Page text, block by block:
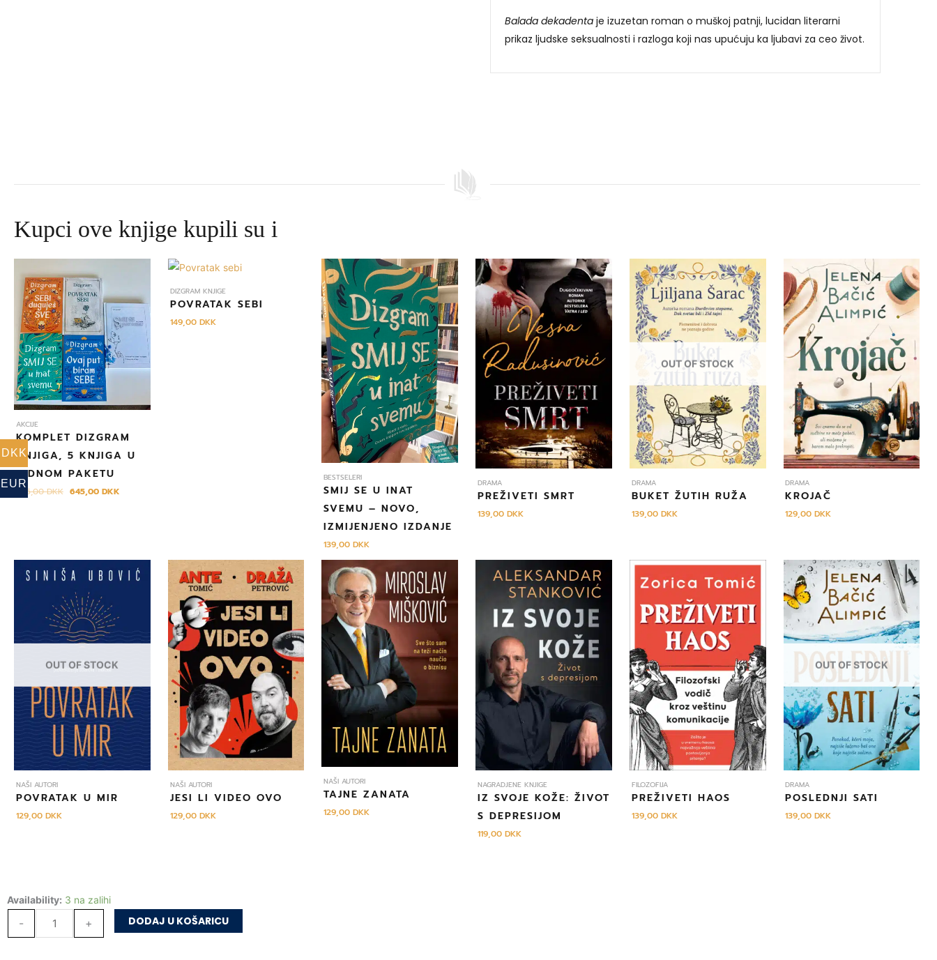
Balada dekadenta je izuzetan roman o muškoj patnji, lucidan literarni
prikaz ljudske seksualnosti i razloga koji nas upućuju ka ljubavi za ceo život.
Kupci ove knjige kupili su i
AKCIJE
KOMPLET DIZGRAM
KNJIGA, 5 KNJIGA U
JEDNOM PAKETU
695,00DKK
Izvorna
cijena
bila
je:
695,00 DKK.
645,00 DKK
Trenutna
645,00 DKK.
DIZGRAM KNJIGE
POVRATAK SEBI
149,00 DKK
BESTSELERI
SMIJ SE U INAT
SVEMU – NOVO,
IZMIJENJENO IZDANJE
139,00DKK
DRAMA
PREŽIVETI SMRT
139,00 DKK
OUT OF STOCK
DRAMA
BUKET ŽUTIH RUŽA
139,00 DKK
DRAMA
KROJAČ
129,00DKK
OUT OF STOCK
NAŠI AUTORI
POVRATAK U MIR
129,00 DKK
NAŠI AUTORI
JESI LI VIDEO OVO
129,00 DKK
NAŠI AUTORI
TAJNE ZANATA
129,00DKK
NAGRADJENE KNJIGE
IZ SVOJE KOŽE: ŽIVOT
S DEPRESIJOM
119,00 DKK
FILOZOFIJA
PREŽIVETI HAOS
139,00 DKK
OUT OF STOCK
DRAMA
POSLEDNJI SATI
139,00DKK
Availability: 3 na zalihi
-
Balada
dekadenta
količina
+ DODAJ U KOŠARICU
DKK
EUR